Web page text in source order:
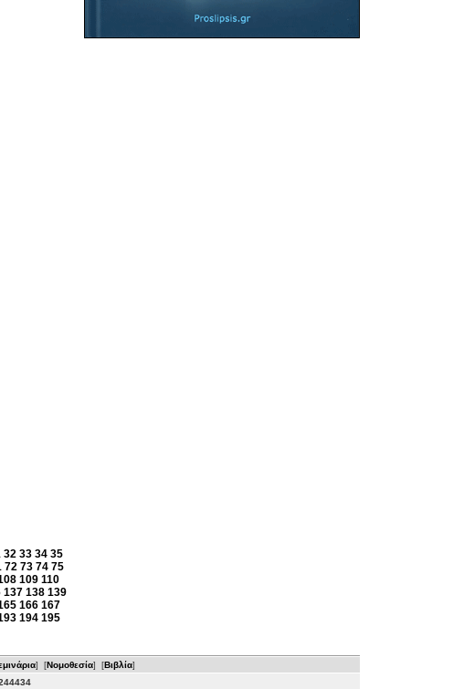
32 33 34 35
72 73 74 75
109 110
137 138 139
166 167
194 195
] [Νομοθεσία] [Βιβλία]